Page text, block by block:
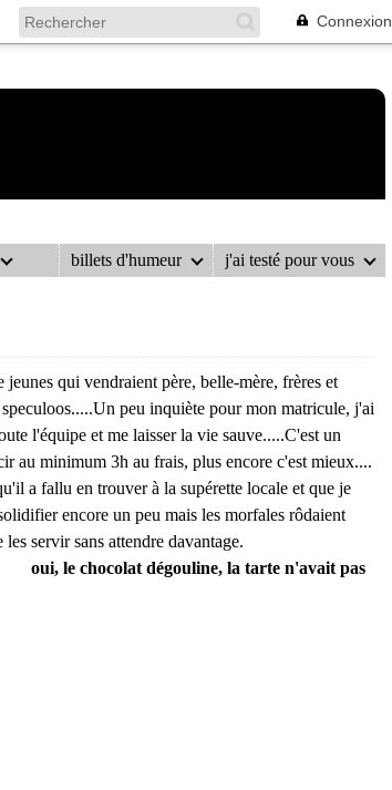
Connexion
billets d'humeur
j'ai testé pour vous
CHOCO SANS CUISSON
qui vendraient père, belle-mère, frères et
peu inquiète pour mon matricule, j'ai
l'équipe et me laisser la vie sauve.....C'est un
au minimum 3h au frais, plus encore c'est mieux....
a fallu en trouver à la supérette locale et que je
encore un peu mais les morfales rôdaient
servir sans attendre davantage.
la tarte n'avait pas